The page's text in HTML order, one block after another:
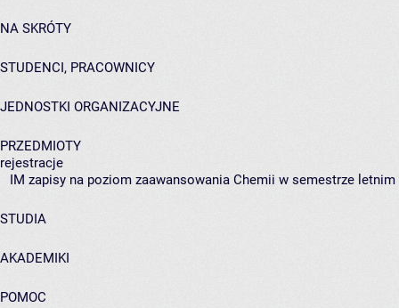
NA SKRÓTY
STUDENCI, PRACOWNICY
JEDNOSTKI ORGANIZACYJNE
PRZEDMIOTY
rejestracje
IM zapisy na poziom zaawansowania Chemii w semestrze letnim
STUDIA
AKADEMIKI
POMOC